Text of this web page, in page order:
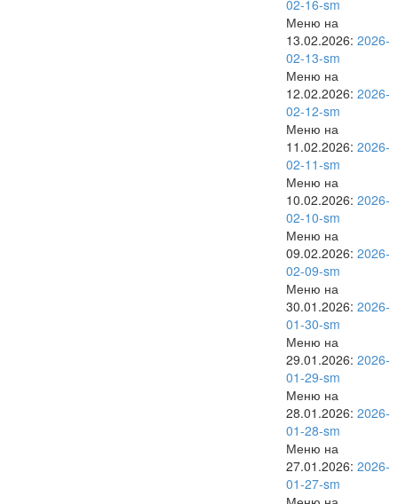
02-16-sm
Меню на
13.02.2026: 2026-
02-13-sm
Меню на
12.02.2026: 2026-
02-12-sm
Меню на
11.02.2026: 2026-
02-11-sm
Меню на
10.02.2026: 2026-
02-10-sm
Меню на
09.02.2026: 2026-
02-09-sm
Меню на
30.01.2026: 2026-
01-30-sm
Меню на
29.01.2026: 2026-
01-29-sm
Меню на
28.01.2026: 2026-
01-28-sm
Меню на
27.01.2026: 2026-
01-27-sm